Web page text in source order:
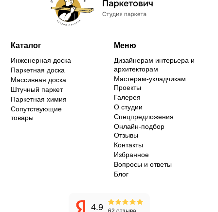
Каталог
Инженерная доска
Паркетная доска
Массивная доска
Штучный паркет
Паркетная химия
Сопутствующие
товары
Меню
Дизайнерам интерьера и
архитекторам
Мастерам-укладчикам
Проекты
Галерея
О студии
Спецпредложения
Онлайн-подбор
Отзывы
Контакты
Избранное
Вопросы и ответы
Блог
4.9